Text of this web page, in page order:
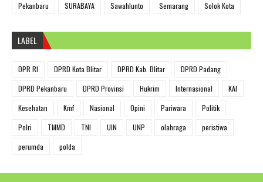
Pekanbaru
SURABAYA Sawahlunto Semarang Solok Kota
LABEL
DPR RI DPRD Kota Blitar DPRD Kab. Blitar
DPRD Padang
DPRD Pekanbaru
DPRD Provinsi Hukrim Internasional
KAI
Kesehatan
Kmf Nasional Opini Pariwara
Politik
Polri
TMMD TNI UIN UNP olahraga
peristiwa
perumda
polda